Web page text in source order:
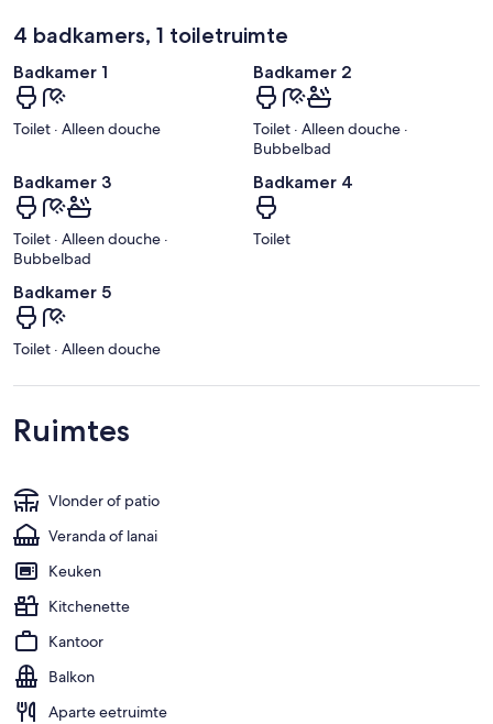
4 badkamers, 1 toiletruimte
Badkamer 1
Toilet · Alleen douche
Badkamer 2
Toilet · Alleen douche ·
Bubbelbad
Badkamer 3
Toilet · Alleen douche ·
Bubbelbad
Badkamer 4
Toilet
Badkamer 5
Toilet · Alleen douche
Ruimtes
Vlonder of patio
Veranda of lanai
Keuken
Kitchenette
Kantoor
Balkon
Aparte eetruimte